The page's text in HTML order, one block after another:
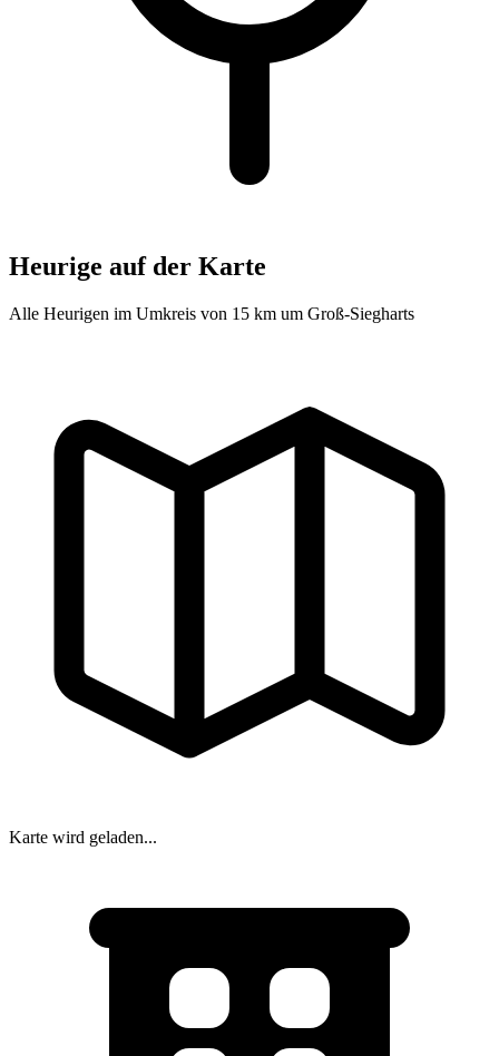
Heurige auf der Karte
Alle Heurigen im Umkreis von 15 km um Groß-Siegharts
Karte wird geladen...